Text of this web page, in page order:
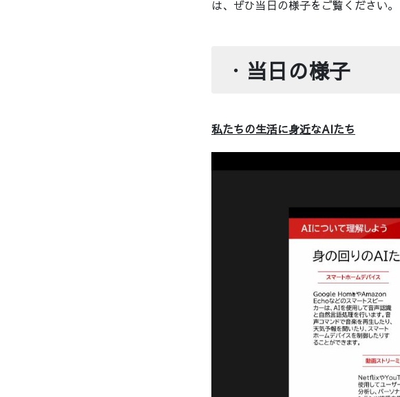
は、ぜひ当日の様子をご覧ください。
・ 当日の様子
私たちの生活に身近なAIたち